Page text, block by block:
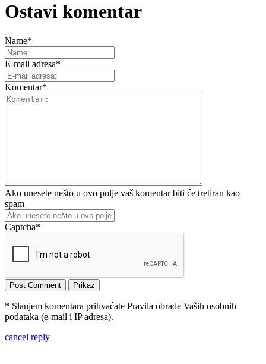
Ostavi komentar
Name*
E-mail adresa*
Komentar*
Ako unesete nešto u ovo polje vaš komentar biti će tretiran kao
spam
Captcha*
* Slanjem komentara prihvaćate Pravila obrade Vaših osobnih
podataka (e-mail i IP adresa).
cancel reply